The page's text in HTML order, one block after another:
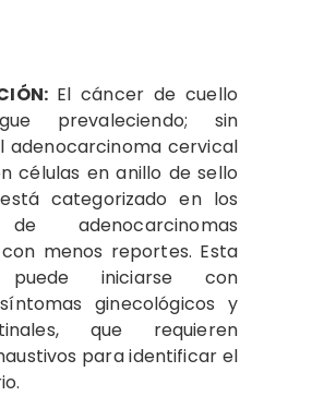
El cáncer de cuello
prevaleciendo; sin
adenocarcinoma cervical
células en anillo de sello
categorizado en los
adenocarcinomas
con menos reportes. Esta
puede iniciarse con
ginecológicos y
que requieren
para identificar el